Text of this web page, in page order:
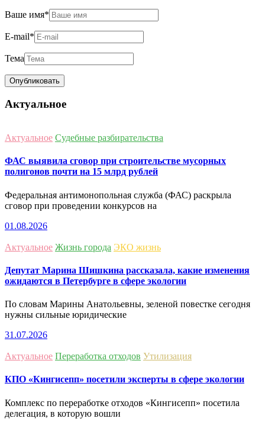
Ваше имя*
E-mail*
Тема
Актуальное
Актуальное Судебные разбирательства
ФАС выявила сговор при строительстве мусорных
полигонов почти на 15 млрд рублей
Федеральная антимонопольная служба (ФАС) раскрыла
сговор при проведении конкурсов на
01.08.2026
Актуальное Жизнь города ЭКО жизнь
Депутат Марина Шишкина рассказала, какие изменения
ожидаются в Петербурге в сфере экологии
По словам Марины Анатольевны, зеленой повестке сегодня
нужны сильные юридические
31.07.2026
Актуальное Переработка отходов Утилизация
КПО «Кингисепп» посетили эксперты в сфере экологии
Комплекс по переработке отходов «Кингисепп» посетила
делегация, в которую вошли